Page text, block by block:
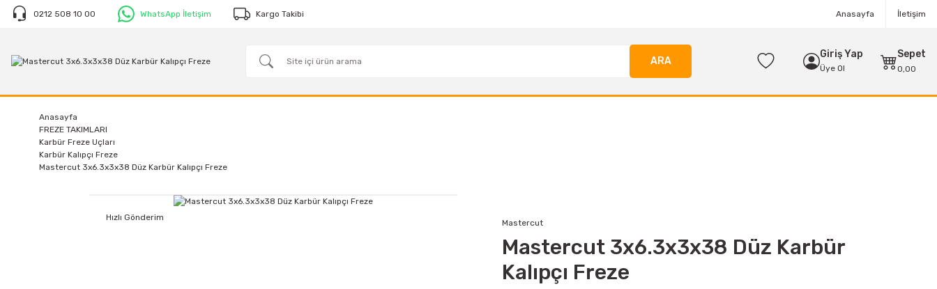
0212 508 10 00 WhatsApp İletişim Kargo Takibi Anasayfa İletişim
ARA
Giriş Yap
Üye Ol
Sepet
0,00
Anasayfa
FREZE TAKIMLARI
Karbür Freze Uçları
Karbür Kalıpçı Freze
Mastercut 3x6.3x3x38 Düz Karbür Kalıpçı Freze
Hızlı Gönderim
Mastercut
Mastercut 3x6.3x3x38 Düz Karbür
Kalıpçı Freze